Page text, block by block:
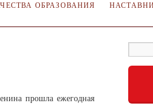
ОБРАЗОВАНИЯ
прошла ежегодная